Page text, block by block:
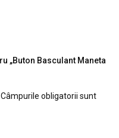
„Buton Basculant Maneta
Câmpurile obligatorii sunt